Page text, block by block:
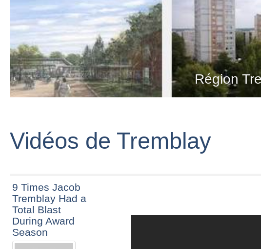
Région
Vidéos de Tremblay
9 Times Jacob
Tremblay Had a
Total Blast
During Award
Season